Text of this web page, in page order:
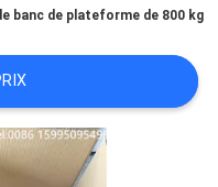
banc de plateforme de 800 kg